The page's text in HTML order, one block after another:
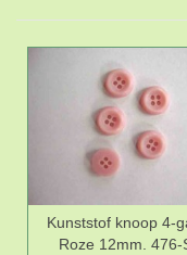
Kunststof knoop 4-
Roze 12mm. 476-